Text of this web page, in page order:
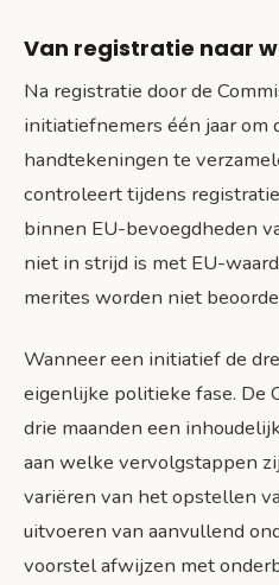
Van registratie naar
Na registratie door de
initiatiefnemers één jaar om
handtekeningen te
controleert tijdens
binnen EU-bevoegdheden
niet in strijd is met EU-
merites worden niet
Wanneer een initiatief de
eigenlijke politieke fase. De
drie maanden een
aan welke vervolgstappen
variëren van het opstellen
uitvoeren van aanvullend
voorstel afwijzen met